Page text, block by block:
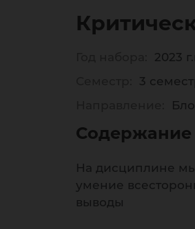
2023
3
Содержание
На дисциплине
умение
выводы